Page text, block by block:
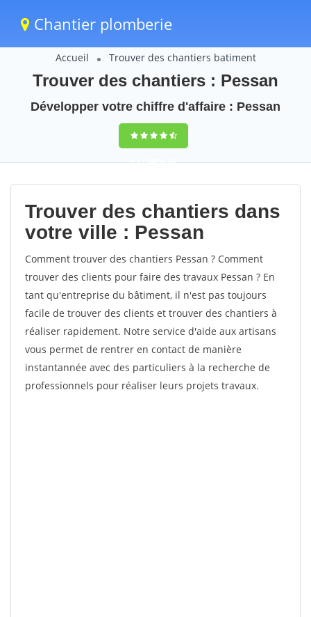
Chantier plomberie
Accueil Trouver des chantiers batiment
Trouver des chantiers : Pessan
Développer votre chiffre d'affaire : Pessan
9,5(100%)58
votes
Trouver des chantiers dans
votre ville : Pessan
Comment trouver des chantiers Pessan ? Comment
trouver des clients pour faire des travaux Pessan ? En
tant qu'entreprise du bâtiment, il n'est pas toujours
facile de trouver des clients et trouver des chantiers à
réaliser rapidement. Notre service d'aide aux artisans
vous permet de rentrer en contact de manière
instantannée avec des particuliers à la recherche de
professionnels pour réaliser leurs projets travaux.